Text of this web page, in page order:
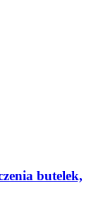
butelek,